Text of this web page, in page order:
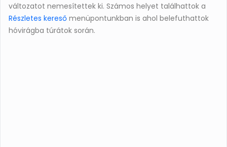
változatot nemesítettek ki. Számos helyet találhattok a
Részletes kereső menüpontunkban is ahol belefuthattok
hóvirágba túrátok során.